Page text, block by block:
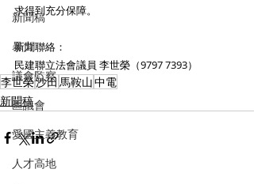
新聞稿
暴力
議會監察
區議會
愛國主義教育
人才高地
求得到充分保障。
新聞聯絡：
民建聯立法會議員 李世榮（9797 7393）
李世榮沙田 馬鞍山中電
新聞稿